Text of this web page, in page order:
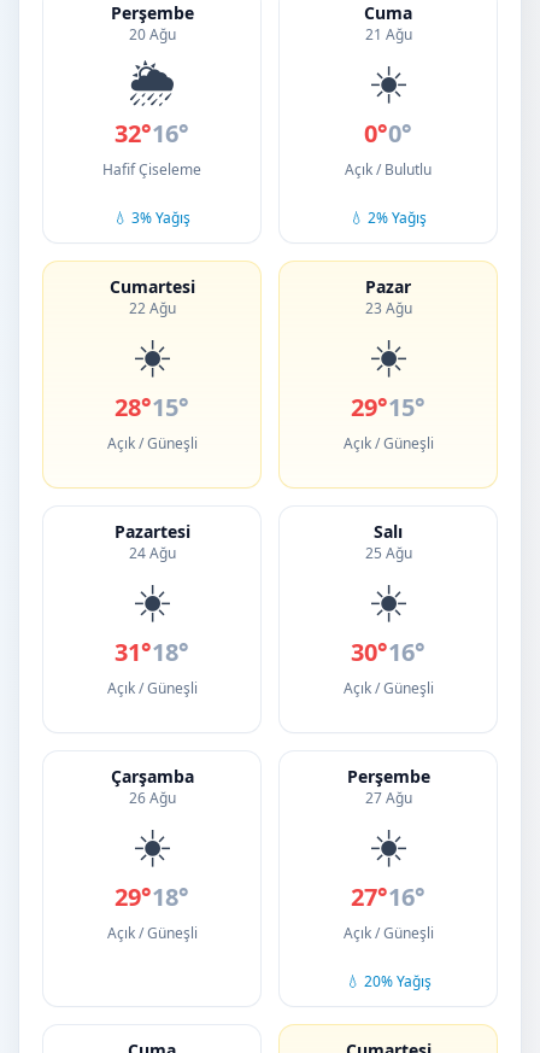
Perşembe
20 Ağu
🌦️
32°16°
Hafif Çiseleme
💧 3% Yağış
Cuma
21 Ağu
☀️
0°0°
Açık / Bulutlu
💧 2% Yağış
Cumartesi
22 Ağu
☀️
28°15°
Açık / Güneşli
Pazar
23 Ağu
☀️
29°15°
Açık / Güneşli
Pazartesi
24 Ağu
☀️
31°18°
Açık / Güneşli
Salı
25 Ağu
☀️
30°16°
Açık / Güneşli
Çarşamba
26 Ağu
☀️
29°18°
Açık / Güneşli
Perşembe
27 Ağu
☀️
27°16°
Açık / Güneşli
💧 20% Yağış